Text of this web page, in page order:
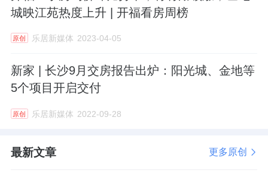
城映江苑热度上升 | 开福看房周榜
原创 乐居新媒体 2023-04-05
新家 | 长沙9月交房报告出炉：阳光城、金地等
5个项目开启交付
原创 乐居新媒体 2022-09-28
最新文章 更多原创